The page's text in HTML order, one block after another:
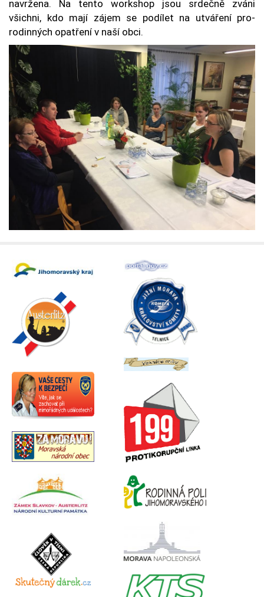
navržena. Na tento workshop jsou srdečně zváni
všichni, kdo mají zájem se podílet na utváření pro-
rodinných opatření v naší obci.